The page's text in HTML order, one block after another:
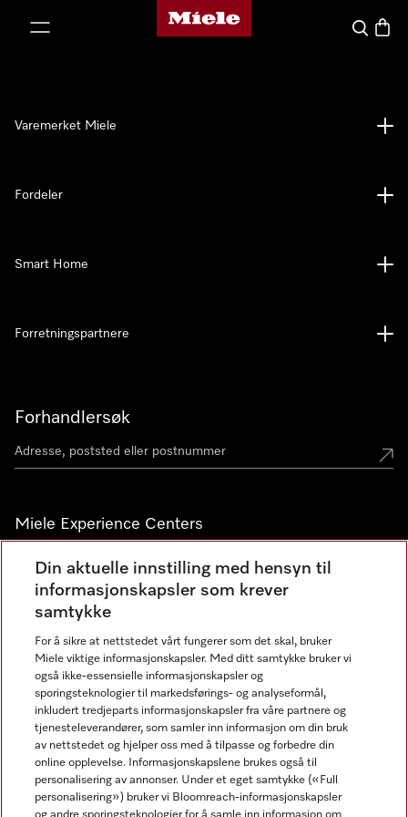
Mieles hjemmeside
Søk
Forhandlersøk
Miele Experience Centers
Miele Experience Center Nesbru
Miele Outlet Nesbru
Nyhetsbrev
Varemerket Miele
Fordeler
Smart Home
Forretningspartnere
Din aktuelle innstilling med hensyn til
informasjonskapsler som krever
samtykke
For å sikre at nettstedet vårt fungerer som det skal, bruker
Miele viktige informasjonskapsler. Med ditt samtykke bruker vi
også ikke-essensielle informasjonskapsler og
sporingsteknologier til markedsførings- og analyseformål,
inkludert tredjeparts informasjonskapsler fra våre partnere og
tjenesteleverandører, som samler inn informasjon om din bruk
av nettstedet og hjelper oss med å tilpasse og forbedre din
online opplevelse. Informasjonskapslene brukes også til
personalisering av annonser. Under et eget samtykke («Full
personalisering») bruker vi Bloomreach-informasjonskapsler